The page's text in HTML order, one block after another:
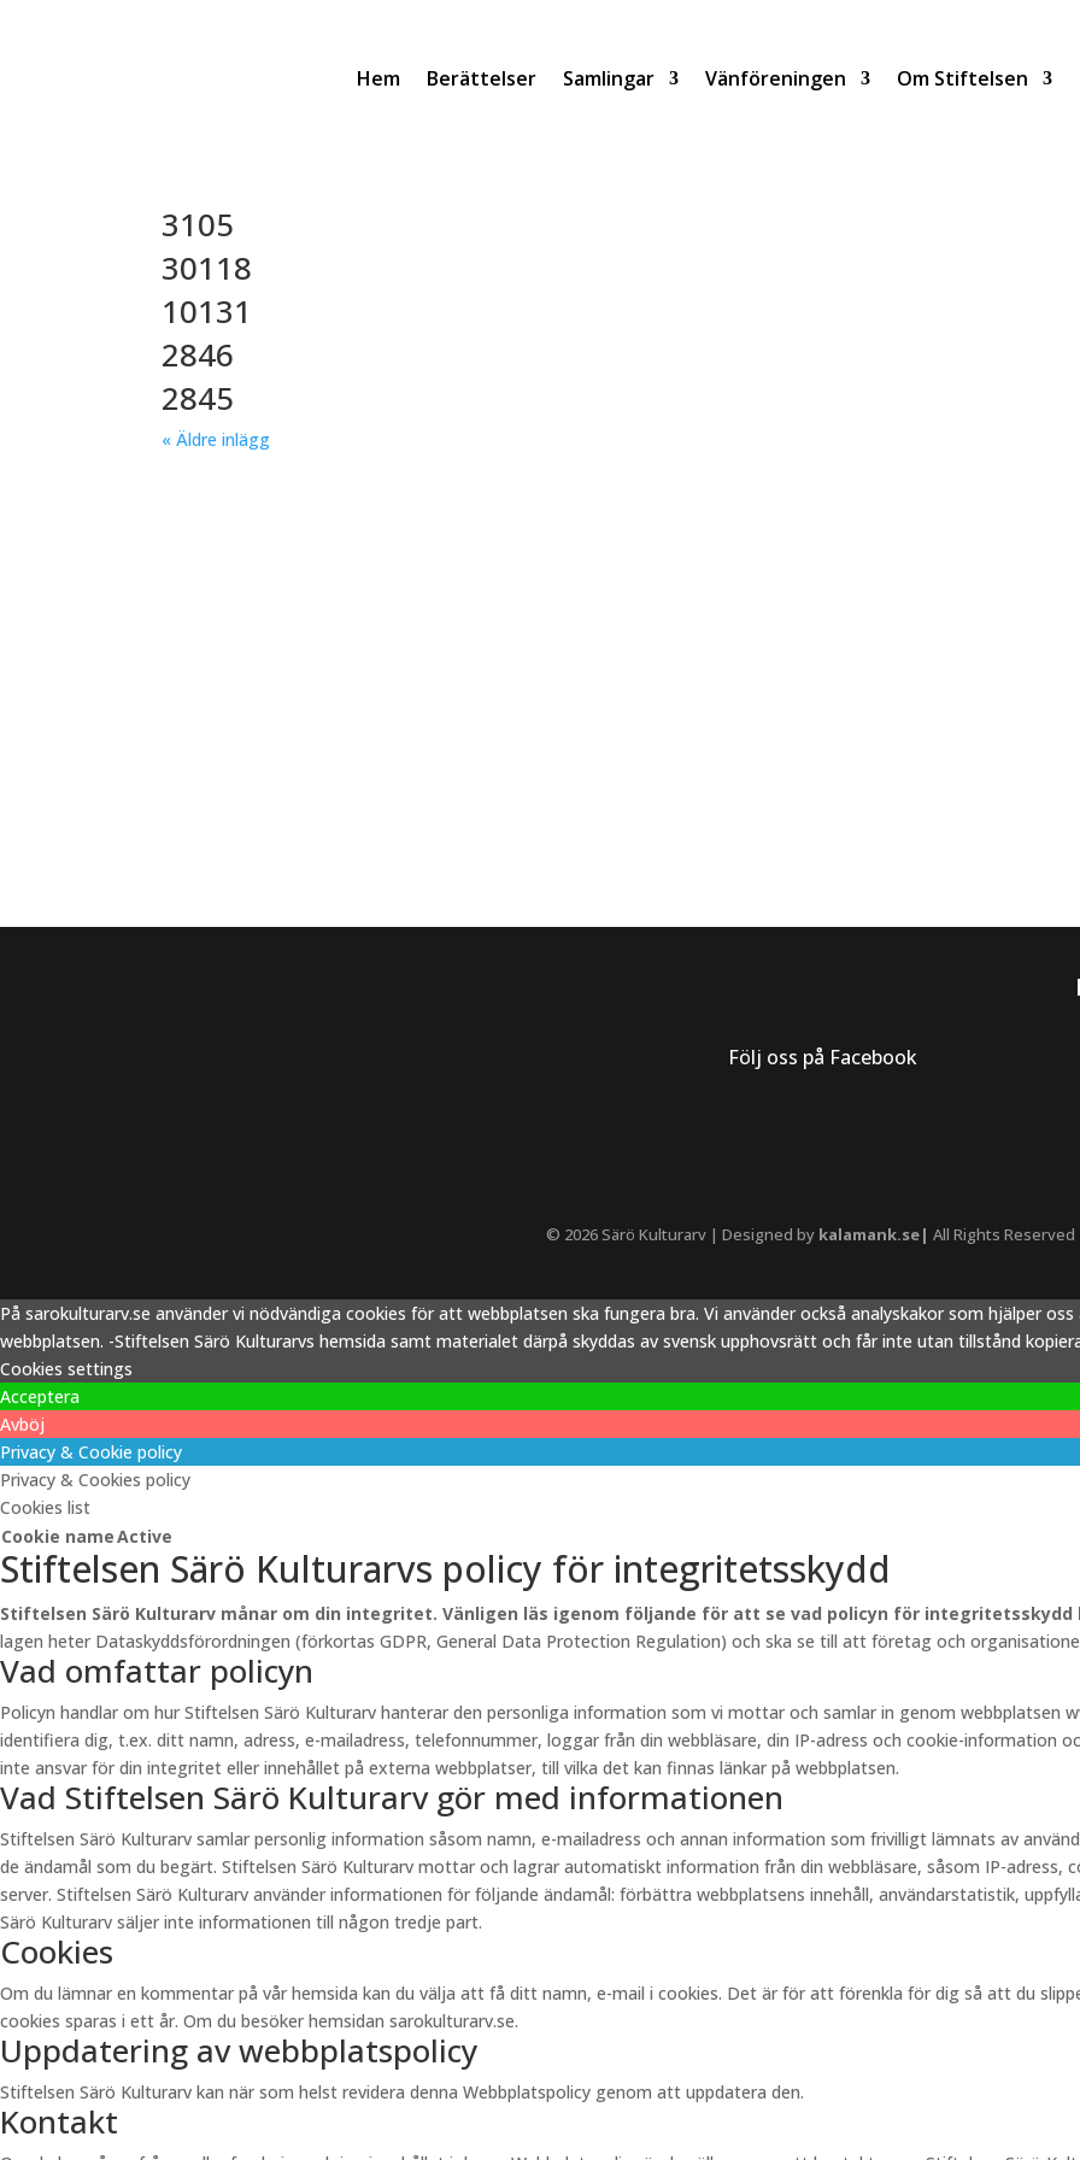
Hem Berättelser Samlingar Vänföreningen Om Stiftelsen
3105
30118
10131
2846
2845
« Äldre inlägg
Följ oss på Facebook
© 2026 Särö Kulturarv | Designed by kalamank.se| All Rights Reserved
På sarokulturarv.se använder vi nödvändiga cookies för att webbplatsen ska fungera bra. Vi använder också analyskakor som hjälper
webbplatsen. -Stiftelsen Särö Kulturarvs hemsida samt materialet därpå skyddas av svensk upphovsrätt och får inte utan tillstånd
Cookies settings
Acceptera
Avböj
Privacy & Cookie policy
Privacy & Cookies policy
Cookies list
Cookie nameActive
Stiftelsen Särö Kulturarvs policy för integritetsskydd
Stiftelsen Särö Kulturarv månar om din integritet. Vänligen läs igenom följande för att se vad policyn för integritetsskydd
lagen heter Dataskyddsförordningen (förkortas GDPR, General Data Protection Regulation) och ska se till att företag och
Vad omfattar policyn
Policyn handlar om hur Stiftelsen Särö Kulturarv hanterar den personliga information som vi mottar och samlar in genom webbplatsen
identifiera dig, t.ex. ditt namn, adress, e-mailadress, telefonnummer, loggar från din webbläsare, din IP-adress och cookie-information
inte ansvar för din integritet eller innehållet på externa webbplatser, till vilka det kan finnas länkar på webbplatsen.
Vad Stiftelsen Särö Kulturarv gör med informationen
Stiftelsen Särö Kulturarv samlar personlig information såsom namn, e-mailadress och annan information som frivilligt lämnats av
de ändamål som du begärt. Stiftelsen Särö Kulturarv mottar och lagrar automatiskt information från din webbläsare, såsom IP-adress,
server. Stiftelsen Särö Kulturarv använder informationen för följande ändamål: förbättra webbplatsens innehåll, användarstatistik,
Särö Kulturarv säljer inte informationen till någon tredje part.
Cookies
Om du lämnar en kommentar på vår hemsida kan du välja att få ditt namn, e-mail i cookies. Det är för att förenkla för dig så att du
cookies sparas i ett år. Om du besöker hemsidan sarokulturarv.se.
Uppdatering av webbplatspolicy
Stiftelsen Särö Kulturarv kan när som helst revidera denna Webbplatspolicy genom att uppdatera den.
Kontakt